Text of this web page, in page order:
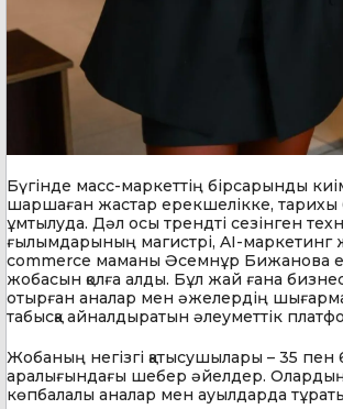
Бүгінде масс-маркеттің бірсарынды
шаршаған жастар ерекшелікке, тарихы
ұмтылуда. Дәл осы трендті сезінген
ғылымдарының магистрі, AI-маркетинг
commerce маманы Әсемнұр Бижанова
жобасын қолға алды. Бұл жай ғана
отырған аналар мен әжелердің
табысқа айналдыратын әлеуметтік
Жобаның негізгі қатысушылары – 35 пен
аралығындағы шебер әйелдер.
көпбалалы аналар мен ауылдарда